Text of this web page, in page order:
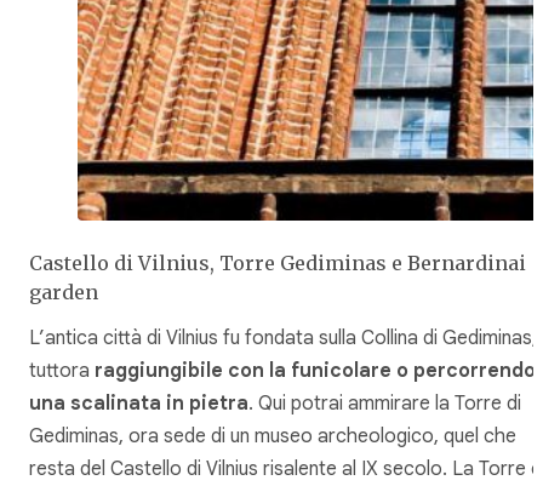
Castello di Vilnius, Torre Gediminas e Bernardinai
garden
L’antica città di Vilnius fu fondata sulla Collina di Gediminas,
tuttora raggiungibile con la funicolare o percorrendo
una scalinata in pietra. Qui potrai ammirare la Torre di
Gediminas, ora sede di un museo archeologico, quel che
resta del Castello di Vilnius risalente al IX secolo. La Torre è